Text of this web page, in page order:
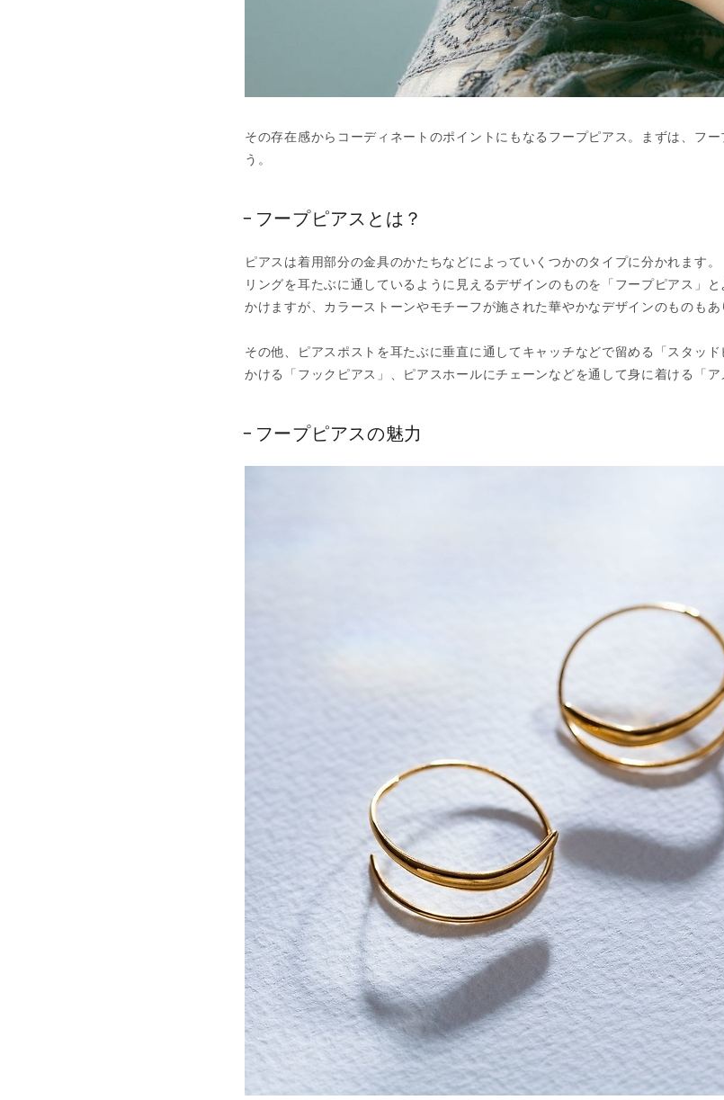
その存在感からコーディネートのポイントにもなるフープピアス。まずは、フ
う。
フープピアスとは？
ピアスは着用部分の金具のかたちなどによっていくつかのタイプに分かれます。
リングを耳たぶに通しているように見えるデザインのものを「フープピアス」
かけますが、カラーストーンやモチーフが施された華やかなデザインのものもあ
その他、ピアスポストを耳たぶに垂直に通してキャッチなどで留める「スタッ
かける「フックピアス」、ピアスホールにチェーンなどを通して身に着ける「ア
フープピアスの魅力